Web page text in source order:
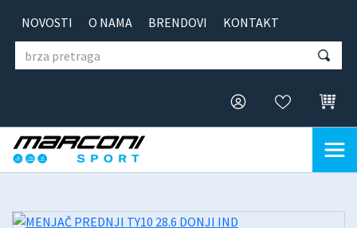
NOVOSTI O NAMA BRENDOVI KONTAKT